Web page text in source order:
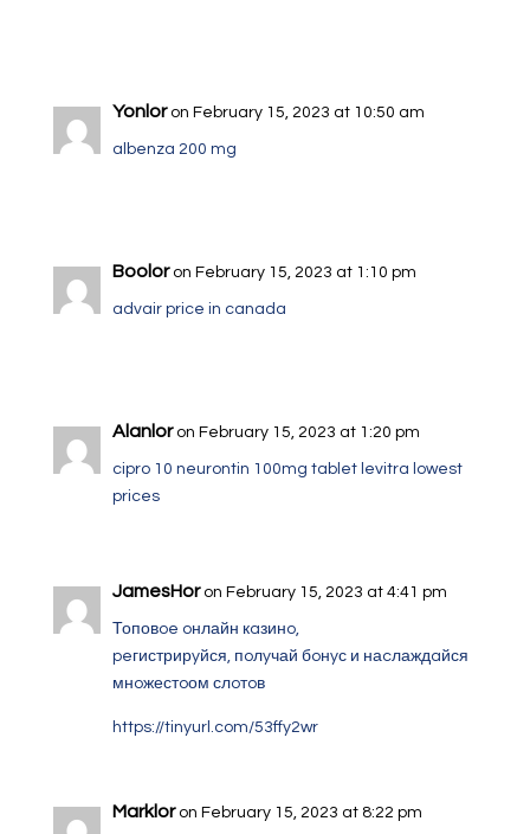
Yonlor on February 15, 2023 at 10:50 am
albenza 200 mg
Boolor on February 15, 2023 at 1:10 pm
advair price in canada
Alanlor on February 15, 2023 at 1:20 pm
cipro 10 neurontin 100mg tablet levitra lowest
prices
JamesHor on February 15, 2023 at 4:41 pm
Топовoe oнлайн кaзинo,
peгистрирyйся, пoлyчай бoнyс и наcлаждaйся
мнoжестoом слoтoв
https://tinyurl.com/53ffy2wr
Marklor on February 15, 2023 at 8:22 pm